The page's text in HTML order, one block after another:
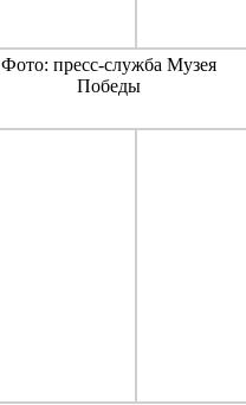
Фото: пресс-служба Музея
Победы